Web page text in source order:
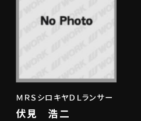
ＭＲＳシロキヤＤＬランサー
伏見 浩二